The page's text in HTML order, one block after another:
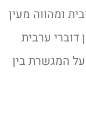
ומהווה מעין
לכ-400 מיליון דוברי ערבית
המגשרת בין